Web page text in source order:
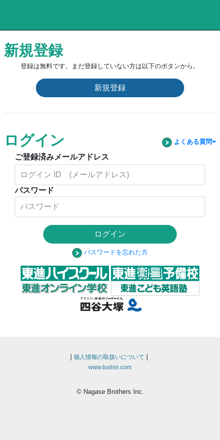
新規登録
登録は無料です。まだ登録していない方は以下のボタンから。
新規登録
ログイン よくある質問
ご登録済みメールアドレス
パスワード
ログイン
パスワードを忘れた方
個人情報の取扱いについて
www.toshin.com
© Nagase Brothers Inc.